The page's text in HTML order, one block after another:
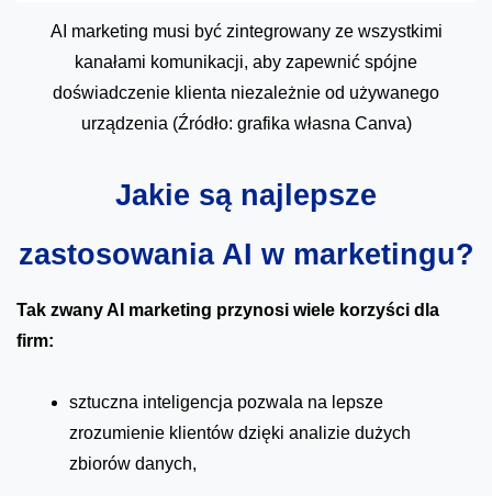
AI marketing musi być zintegrowany ze wszystkimi
kanałami komunikacji, aby zapewnić spójne
doświadczenie klienta niezależnie od używanego
urządzenia (Źródło: grafika własna Canva)
Jakie są najlepsze
zastosowania AI w marketingu?
Tak zwany AI marketing przynosi wiele korzyści dla
firm:
sztuczna inteligencja pozwala na lepsze
zrozumienie klientów dzięki analizie dużych
zbiorów danych,